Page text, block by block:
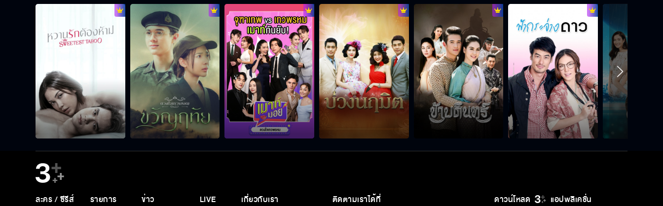
เรากลับมาเป็นพี่น้องกันเหมือนเดิมได้
ถ้าอยู่ด้วยกันแล้วไม่เวิร์กจะทนไปทําไม
ดาวน์โหลด แอปพลิเคชั่น
ละคร / ซีรีส์ รายการ ข่าว LIVE เกี่ยวกับเรา ติดตามเราได้ที่